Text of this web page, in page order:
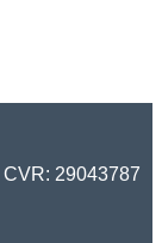
CVR: 29043787